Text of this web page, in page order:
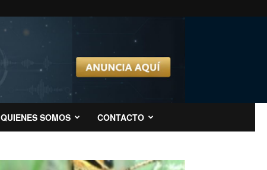
QUIENES SOMOS CONTACTO